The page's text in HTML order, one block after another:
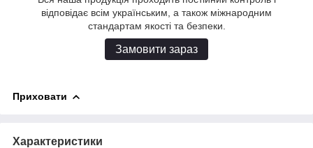
відповідає всім українським, а також міжнародним
стандартам якості та безпеки.
Замовити зараз
Приховати
Характеристики